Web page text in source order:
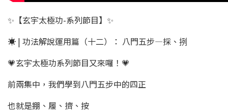
✨【玄宇太極功-系列節目】✨
☀ | 功法解說運用篇（十二）： 八門五步—採、挒
💗玄宇太極功系列節目又來囉！💗
前兩集中，我們學到八門五步中的四正
也就是掤、履、擠、按